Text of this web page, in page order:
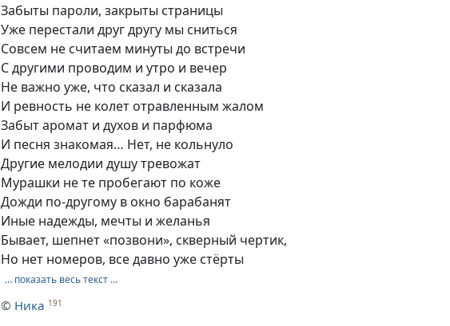
Забыты пароли, закрыты страницы
Уже перестали друг другу мы сниться
Совсем не считаем минуты до встречи
С другими проводим и утро и вечер
Не важно уже, что сказал и сказала
И ревность не колет отравленным жалом
Забыт аромат и духов и парфюма
И песня знакомая… Нет, не кольнуло
Другие мелодии душу тревожат
Мурашки не те пробегают по коже
Дожди по-другому в окно барабанят
Иные надежды, мечты и желанья
Бывает, шепнет «позвони», скверный чертик,
Но нет номеров, все давно уже стёрты
… показать весь текст …
© Ника 191